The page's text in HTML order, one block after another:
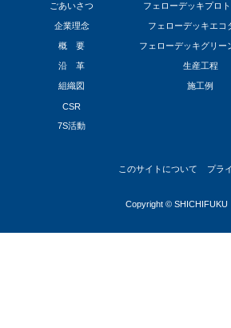
ごあいさつ フェローデッキプロ
企業理念 フェローデッキエコ
概 要 フェローデッキグリー
沿 革 生産工程
組織図 施工例
CSR
7S活動
このサイトについて プラ
Copyright © SHICHIFUKU